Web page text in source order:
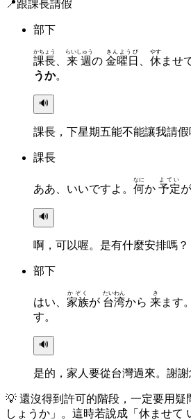
📍跟課長請假
部下
課長
かちょう
来週
らいしゅう
の 金曜日
きんようび
休
やす
ませ
うか。
🔊
課長，下星期五能不能讓我請假
課長
ああ、いいですよ。 何
なに
か 予定
よてい
🔊
啊，可以喔。是有什麼安排嗎？
部下
はい、 家族
かぞく
が 台湾
たいわん
から 来
き
ます
す。
🔊
是的，家人要從台灣過來。謝謝
💡 還沒得到許可的階段，一定要用疑
しょうか」。這時若說成「休ませて